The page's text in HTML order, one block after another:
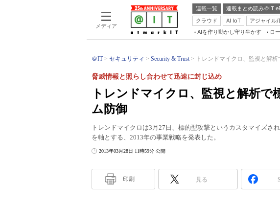
メディア
連載一覧 連載まとめ読み＠IT
クラウド
AI IoT アジャイル
AIを作り動かし守り生かす ロ
＠IT セキュリティ Security & Trust トレンドマイクロ、監視と解
トレンドマイクロ、監視と解析で
ム防御
脅威情報と照らし合わせて迅速に封じ込め
トレンドマイクロは3月27日、標的型攻撃というカスタマイズさ
を軸とする、2013年の事業戦略を発表した。
2013年03月28日 11時59分 公開
印刷 見る